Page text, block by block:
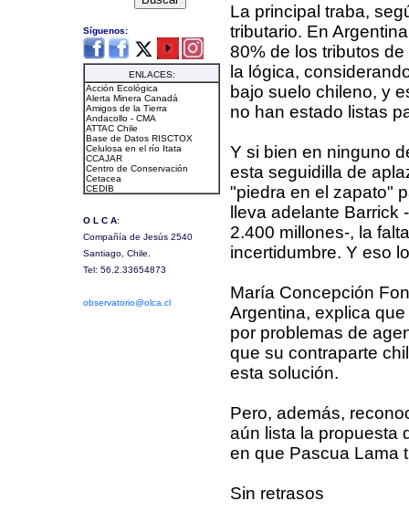
La principal traba,
tributario. En
80% de los tributos
la lógica,
bajo suelo chileno, y
no han estado listas
Y si bien en ninguno
esta seguidilla de
"piedra en el zapato"
lleva adelante Barrick
2.400 millones-, la
incertidumbre. Y eso
María Concepción
Argentina, explica
por problemas de
que su contraparte
esta solución.
Pero, además,
aún lista la propuesta
en que Pascua Lama
Sin retrasos